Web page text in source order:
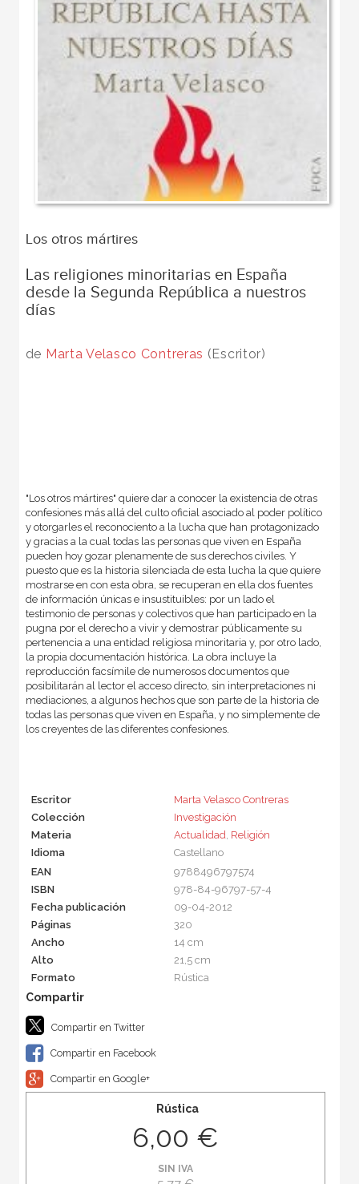
Los otros mártires
Las religiones minoritarias en España
desde la Segunda República a nuestros
días
de Marta Velasco Contreras (Escritor)
"Los otros mártires" quiere dar a conocer la existencia de otras
confesiones más allá del culto oficial asociado al poder político
y otorgarles el reconociento a la lucha que han protagonizado
y gracias a la cual todas las personas que viven en España
pueden hoy gozar plenamente de sus derechos civiles. Y
puesto que es la historia silenciada de esta lucha la que quiere
mostrarse en con esta obra, se recuperan en ella dos fuentes
de información únicas e insustituibles: por un lado el
testimonio de personas y colectivos que han participado en la
pugna por el derecho a vivir y demostrar públicamente su
pertenencia a una entidad religiosa minoritaria y, por otro lado,
la propia documentación histórica. La obra incluye la
reproducción facsímile de numerosos documentos que
posibilitarán al lector el acceso directo, sin interpretaciones ni
mediaciones, a algunos hechos que son parte de la historia de
todas las personas que viven en España, y no simplemente de
los creyentes de las diferentes confesiones.
Escritor
Marta Velasco Contreras
Colección
Investigación
Materia
Actualidad, Religión
Idioma
Castellano
EAN
9788496797574
ISBN
978-84-96797-57-4
Fecha publicación
09-04-2012
Páginas
320
Ancho
14 cm
Alto
21,5 cm
Formato
Rústica
Compartir en Twitter
Compartir en Facebook
Compartir en Google+
Rústica
6,00 €
SIN IVA